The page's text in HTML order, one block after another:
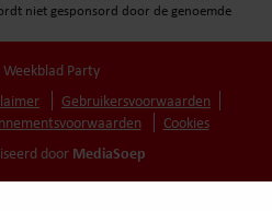
niet gesponsord door de genoemde
Party
Gebruikersvoorwaarden
Cookies
door MediaSoep